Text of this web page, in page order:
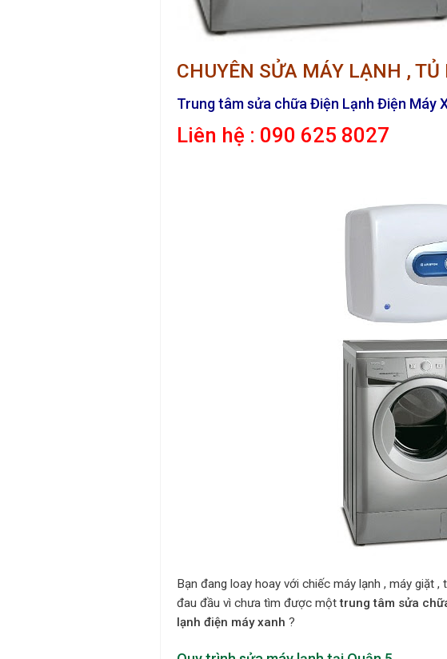
CHUYÊN SỬA MÁY LẠNH ,
Trung tâm sửa chữa Điện Lạnh Điện Máy
Liên hệ : 090 625 8027
Bạn đang loay hoay với chiếc máy lạnh , máy giặt
đau đầu vì chưa tìm được mộttrung tâm sửa
lạnh điện máy xanh ?